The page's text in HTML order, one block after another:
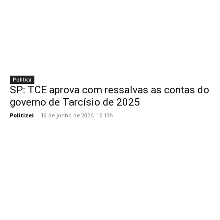
Politica
SP: TCE aprova com ressalvas as contas do
governo de Tarcísio de 2025
Politizei - 19 de junho de 2026, 16:13h